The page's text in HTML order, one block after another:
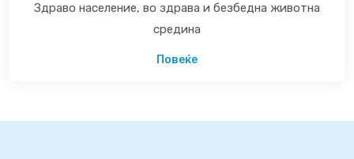
Здраво население, во здрава и безбедна животна
средина
Повеќе